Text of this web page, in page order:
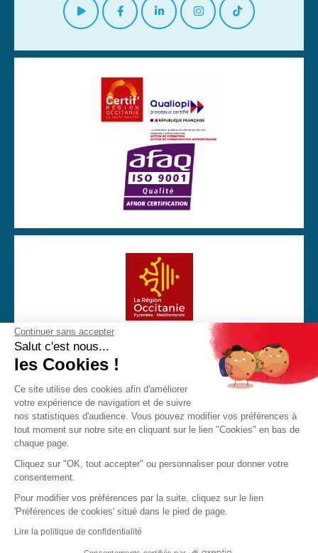
Continuer sans accepter
Salut c'est nous...
les Cookies !
Ce site utilise des cookies afin d'améliorer
votre expérience de navigation et de suivre
nos statistiques d'audience. Vous pouvez modifier vos préférences à
tout moment sur notre site en cliquant sur le lien "Cookies" en bas de
chaque page.
Cliquez sur "OK, tout accepter" ou personnaliser pour donner votre
consentement.
Pour modifier vos préférences par la suite, cliquez sur le lien
'Préférences de cookies' situé dans le pied de page.
Lire la politique de confidentialité
JPO Brochure
Avec la participation financière de la Région Occitanie
CGU Mentions Légales
Politique de confidentialité
Cookies
Made with love by Visions Nouvelles 2023 ! Dernière mise